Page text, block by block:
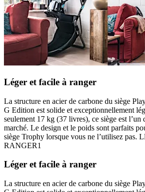
Léger et facile à ranger
La structure en acier de carbone du siège
G Edition est solide et exceptionnellement
seulement 17 kg (37 livres), ce siège est l’un
marché. Le design et le poids sont parfaits
siège Trophy lorsque vous ne l’utilisez
RANGER1
Léger et facile à ranger
La structure en acier de carbone du siège